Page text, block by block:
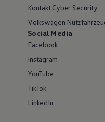
Kontakt Cyber Security
Volkswagen
Social Media
Facebook
Instagram
YouTube
TikTok
LinkedIn